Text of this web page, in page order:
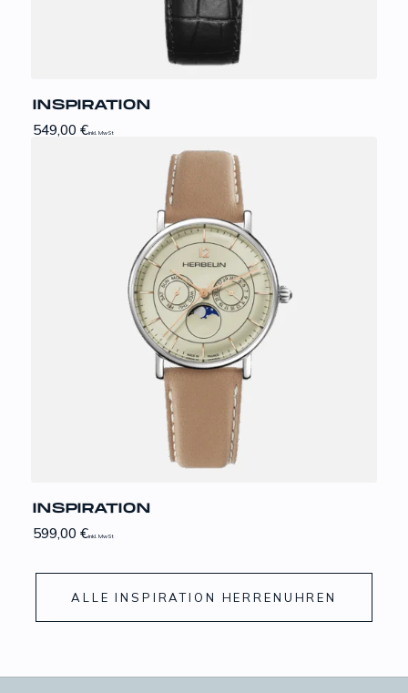
INSPIRATION
549,00€inkl. MwSt
INSPIRATION
599,00€inkl. MwSt
ALLE INSPIRATION HERRENUHREN